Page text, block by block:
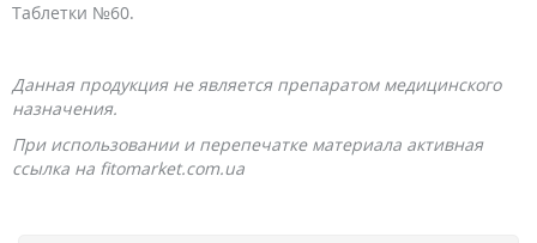
Таблетки №60.
Данная продукция не является препаратом медицинского
назначения.
При использовании и перепечатке материала активная
ссылка на fitomarket.com.ua